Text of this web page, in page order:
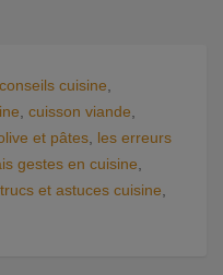
conseils cuisine
cuisson viande
et pâtes les erreurs
gestes en cuisine
trucs et astuces cuisine